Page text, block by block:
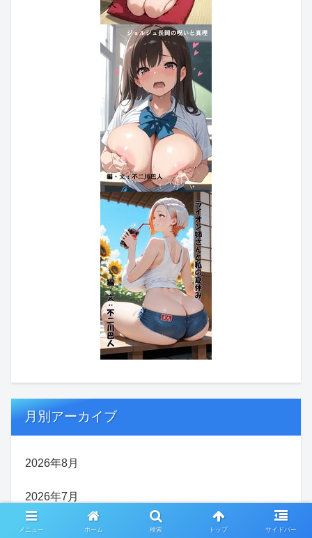
月別アーカイブ
2026年8月
2026年7月
2026年6月
メニュー ホーム 検索 トップ サイドバー